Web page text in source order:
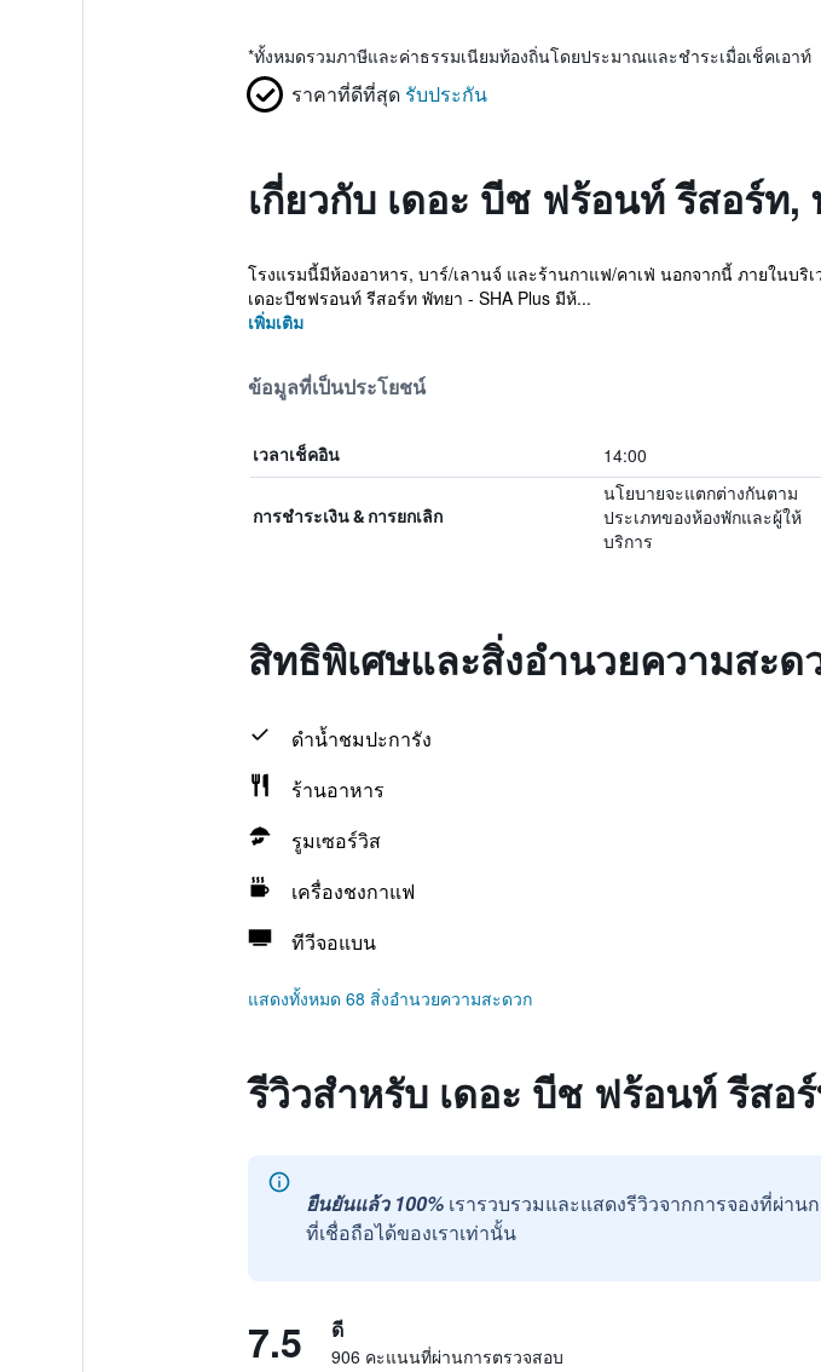
*ทั้งหมดรวมภาษีและค่าธรรมเนียมท้องถิ่นโดยประมาณและชำระเมื่อเช็คเอาท์
ราคาที่ดีที่สุด รับประกัน
เกี่ยวกับ เดอะ บีช ฟร้อนท์ รีสอร์ท,
โรงแรมนี้มีห้องอาหาร, บาร์/เลานจ์ และร้านกาแฟ/คาเฟ่ นอกจากนี้ ภายในบ
เดอะบีชฟรอนท์ รีสอร์ท พัทยา - SHA Plus มีห้...
เพิ่มเติม
ข้อมูลที่เป็นประโยชน์
เวลาเช็คอิน 14:00
การชำระเงิน & การยกเลิก
นโยบายจะแตกต่างกันตาม
ประเภทของห้องพักและผู้ให้
บริการ
สิทธิพิเศษและสิ่งอำนวยความสะ
ดำน้ำชมปะการัง
ร้านอาหาร
รูมเซอร์วิส
เครื่องชงกาแฟ
ทีวีจอแบน
แสดงทั้งหมด 68 สิ่งอำนวยความสะดวก
รีวิวสำหรับ เดอะ บีช ฟร้อนท์ รีสอ
ยืนยันแล้ว 100% เรารวบรวมและแสดงรีวิวจากการจองที่ผ่า
ที่เชื่อถือได้ของเราเท่านั้น
7.5 ดี
906 คะแนนที่ผ่านการตรวจสอบ